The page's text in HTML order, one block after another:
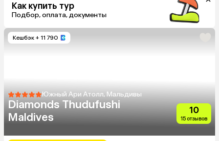
Как купить тур
Подбор, оплата, документы
Кешбэк + 11 790
Южный Ари Атолл, Мальдивы
Diamonds Thudufushi
Maldives
10
15 отзывов